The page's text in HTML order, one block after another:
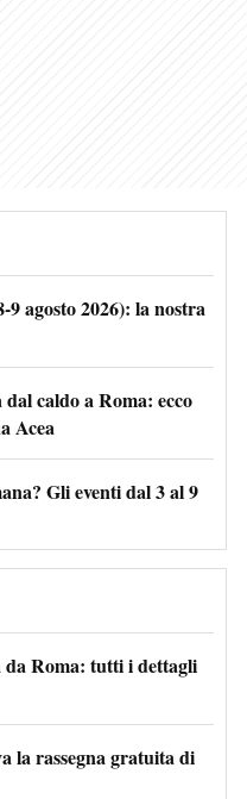
9 agosto 2026): la nostra
caldo a Roma: ecco
Acea
Gli eventi dal 3 al 9
Roma: tutti i dettagli
la rassegna gratuita di